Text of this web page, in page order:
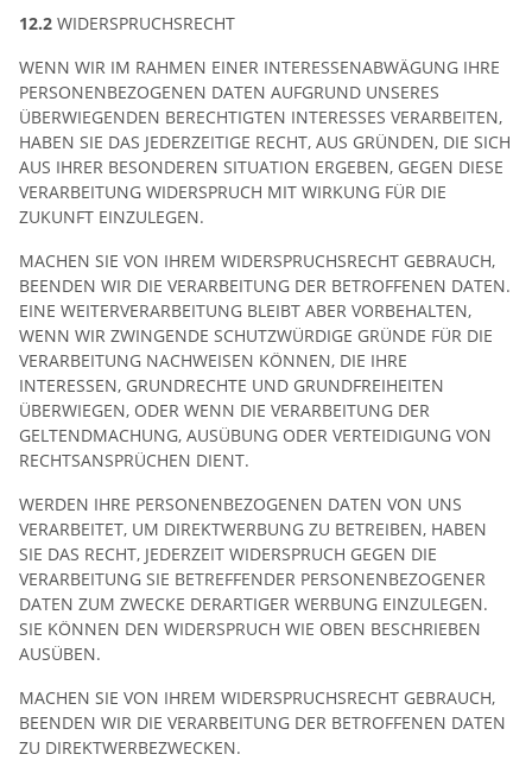
12.2 WIDERSPRUCHSRECHT
WENN WIR IM RAHMEN EINER INTERESSENABWÄGUNG IHRE
PERSONENBEZOGENEN DATEN AUFGRUND UNSERES
ÜBERWIEGENDEN BERECHTIGTEN INTERESSES VERARBEITEN,
HABEN SIE DAS JEDERZEITIGE RECHT, AUS GRÜNDEN, DIE SICH
AUS IHRER BESONDEREN SITUATION ERGEBEN, GEGEN DIESE
VERARBEITUNG WIDERSPRUCH MIT WIRKUNG FÜR DIE
ZUKUNFT EINZULEGEN.
MACHEN SIE VON IHREM WIDERSPRUCHSRECHT GEBRAUCH,
BEENDEN WIR DIE VERARBEITUNG DER BETROFFENEN DATEN.
EINE WEITERVERARBEITUNG BLEIBT ABER VORBEHALTEN,
WENN WIR ZWINGENDE SCHUTZWÜRDIGE GRÜNDE FÜR DIE
VERARBEITUNG NACHWEISEN KÖNNEN, DIE IHRE
INTERESSEN, GRUNDRECHTE UND GRUNDFREIHEITEN
ÜBERWIEGEN, ODER WENN DIE VERARBEITUNG DER
GELTENDMACHUNG, AUSÜBUNG ODER VERTEIDIGUNG VON
RECHTSANSPRÜCHEN DIENT.
WERDEN IHRE PERSONENBEZOGENEN DATEN VON UNS
VERARBEITET, UM DIREKTWERBUNG ZU BETREIBEN, HABEN
SIE DAS RECHT, JEDERZEIT WIDERSPRUCH GEGEN DIE
VERARBEITUNG SIE BETREFFENDER PERSONENBEZOGENER
DATEN ZUM ZWECKE DERARTIGER WERBUNG EINZULEGEN.
SIE KÖNNEN DEN WIDERSPRUCH WIE OBEN BESCHRIEBEN
AUSÜBEN.
MACHEN SIE VON IHREM WIDERSPRUCHSRECHT GEBRAUCH,
BEENDEN WIR DIE VERARBEITUNG DER BETROFFENEN DATEN
ZU DIREKTWERBEZWECKEN.